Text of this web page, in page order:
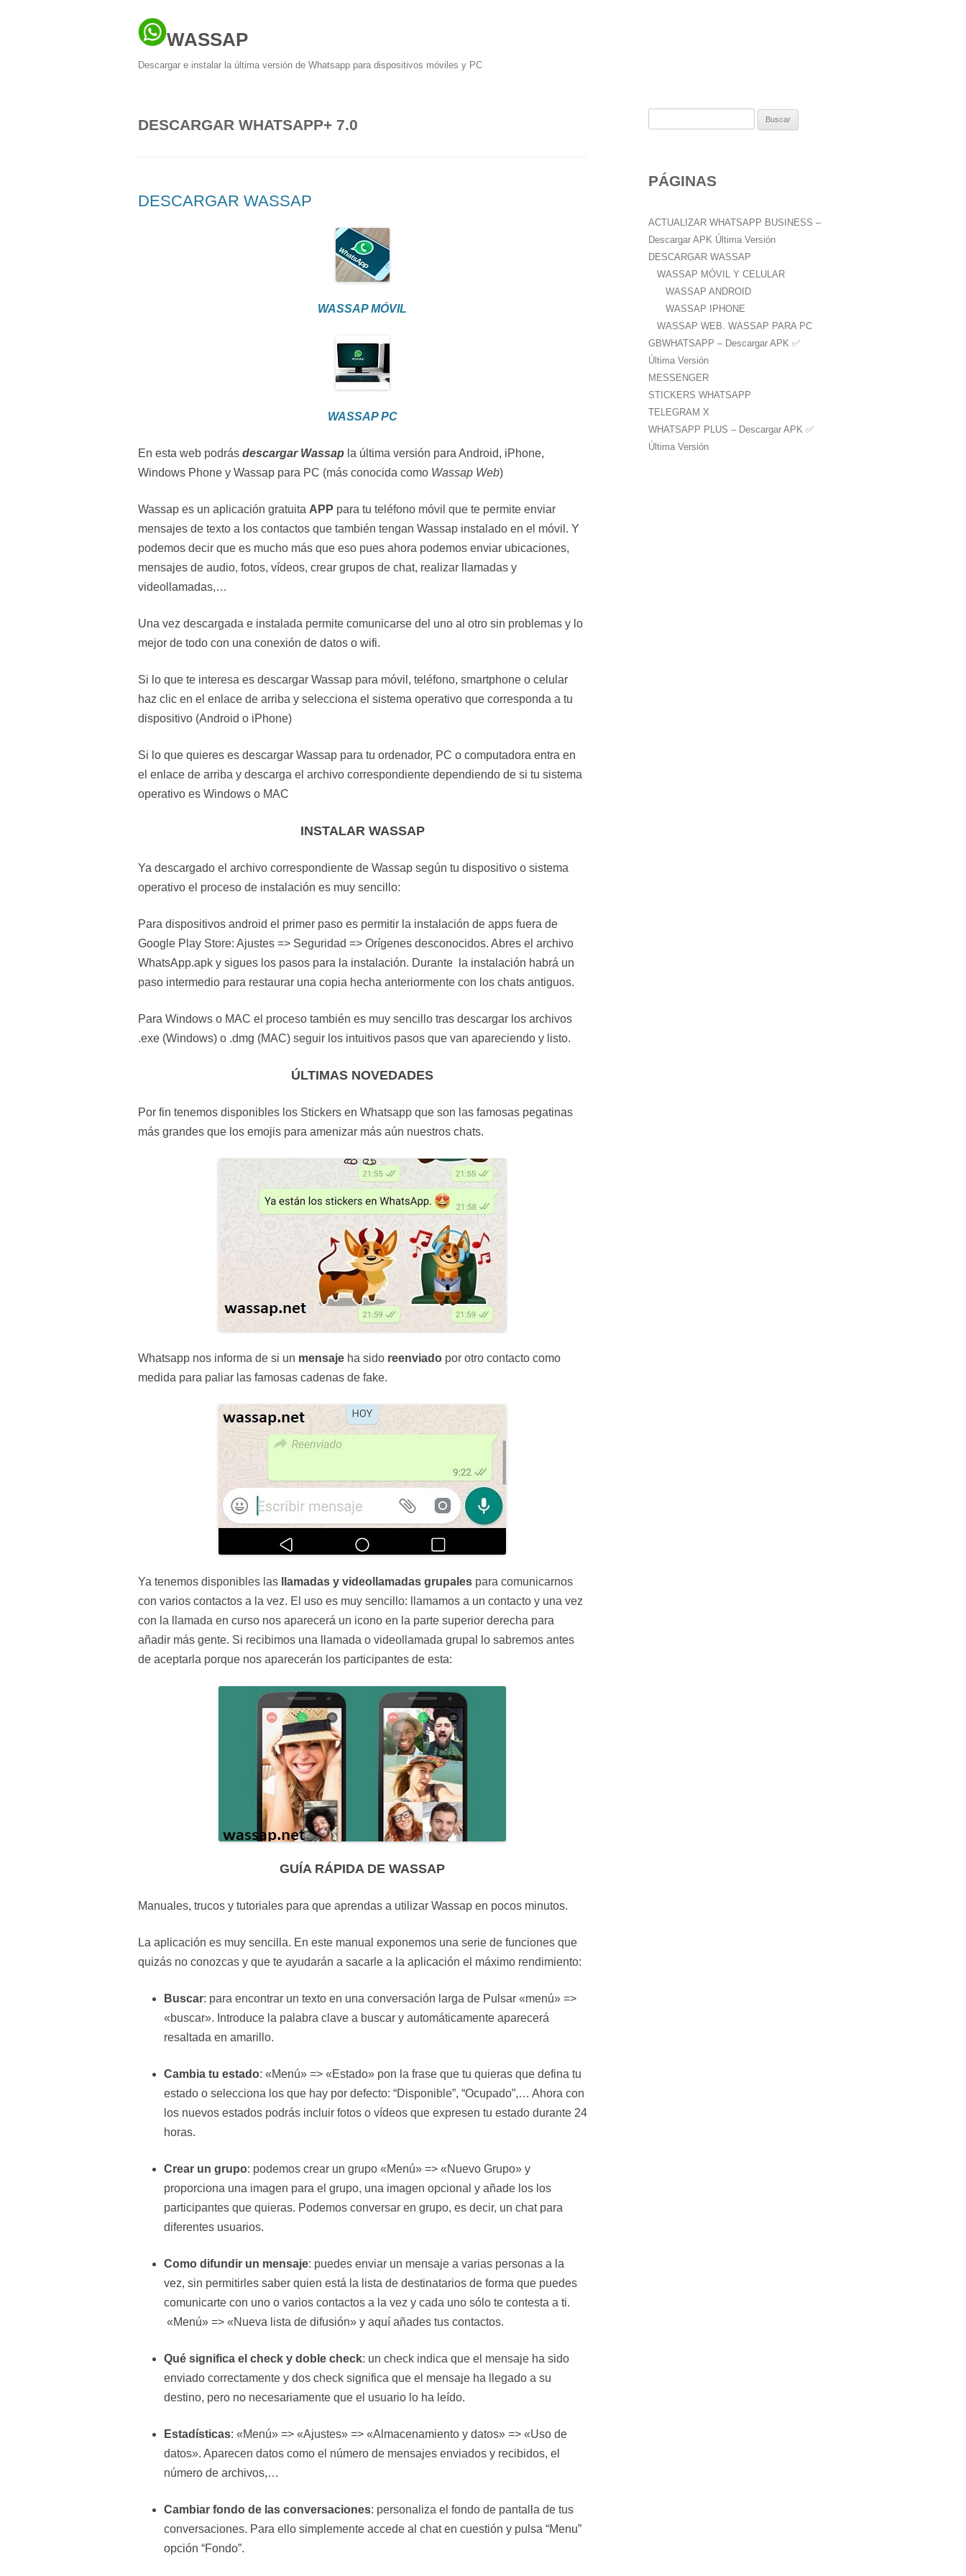
WASSAP
Descargar e instalar la última versión de Whatsapp para dispositivos móviles y PC
DESCARGAR WHATSAPP+ 7.0
DESCARGAR WASSAP
WASSAP MÓVIL
WASSAP PC
En esta web podrás descargar Wassap la última versión para Android, iPhone,
Windows Phone y Wassap para PC (más conocida como Wassap Web)
Wassap es un aplicación gratuita APP para tu teléfono móvil que te permite enviar
mensajes de texto a los contactos que también tengan Wassap instalado en el móvil. Y
podemos decir que es mucho más que eso pues ahora podemos enviar ubicaciones,
mensajes de audio, fotos, vídeos, crear grupos de chat, realizar llamadas y
videollamadas,…
Una vez descargada e instalada permite comunicarse del uno al otro sin problemas y lo
mejor de todo con una conexión de datos o wifi.
Si lo que te interesa es descargar Wassap para móvil, teléfono, smartphone o celular
haz clic en el enlace de arriba y selecciona el sistema operativo que corresponda a tu
dispositivo (Android o iPhone)
Si lo que quieres es descargar Wassap para tu ordenador, PC o computadora entra en
el enlace de arriba y descarga el archivo correspondiente dependiendo de si tu sistema
operativo es Windows o MAC
INSTALAR WASSAP
Ya descargado el archivo correspondiente de Wassap según tu dispositivo o sistema
operativo el proceso de instalación es muy sencillo:
Para dispositivos android el primer paso es permitir la instalación de apps fuera de
Google Play Store: Ajustes => Seguridad => Orígenes desconocidos. Abres el archivo
WhatsApp.apk y sigues los pasos para la instalación. Durante la instalación habrá un
paso intermedio para restaurar una copia hecha anteriormente con los chats antiguos.
Para Windows o MAC el proceso también es muy sencillo tras descargar los archivos
.exe (Windows) o .dmg (MAC) seguir los intuitivos pasos que van apareciendo y listo.
ÚLTIMAS NOVEDADES
Por fin tenemos disponibles los Stickers en Whatsapp que son las famosas pegatinas
más grandes que los emojis para amenizar más aún nuestros chats.
Whatsapp nos informa de si un mensaje ha sido reenviado por otro contacto como
medida para paliar las famosas cadenas de fake.
Ya tenemos disponibles las llamadas y videollamadas grupales para comunicarnos
con varios contactos a la vez. El uso es muy sencillo: llamamos a un contacto y una vez
con la llamada en curso nos aparecerá un icono en la parte superior derecha para
añadir más gente. Si recibimos una llamada o videollamada grupal lo sabremos antes
de aceptarla porque nos aparecerán los participantes de esta:
GUÍA RÁPIDA DE WASSAP
Manuales, trucos y tutoriales para que aprendas a utilizar Wassap en pocos minutos.
La aplicación es muy sencilla. En este manual exponemos una serie de funciones que
quizás no conozcas y que te ayudarán a sacarle a la aplicación el máximo rendimiento:
Buscar: para encontrar un texto en una conversación larga de Pulsar «menú» =>
«buscar». Introduce la palabra clave a buscar y automáticamente aparecerá
resaltada en amarillo.
Cambia tu estado: «Menú» => «Estado» pon la frase que tu quieras que defina tu
estado o selecciona los que hay por defecto: “Disponible”, “Ocupado”,… Ahora con
los nuevos estados podrás incluir fotos o vídeos que expresen tu estado durante 24
horas.
Crear un grupo: podemos crear un grupo «Menú» => «Nuevo Grupo» y
proporciona una imagen para el grupo, una imagen opcional y añade los los
participantes que quieras. Podemos conversar en grupo, es decir, un chat para
diferentes usuarios.
Como difundir un mensaje: puedes enviar un mensaje a varias personas a la
vez, sin permitirles saber quien está la lista de destinatarios de forma que puedes
comunicarte con uno o varios contactos a la vez y cada uno sólo te contesta a ti.
«Menú» => «Nueva lista de difusión» y aquí añades tus contactos.
Qué significa el check y doble check: un check indica que el mensaje ha sido
enviado correctamente y dos check significa que el mensaje ha llegado a su
destino, pero no necesariamente que el usuario lo ha leído.
Estadísticas: «Menú» => «Ajustes» => «Almacenamiento y datos» => «Uso de
datos». Aparecen datos como el número de mensajes enviados y recibidos, el
número de archivos,…
Cambiar fondo de las conversaciones: personaliza el fondo de pantalla de tus
conversaciones. Para ello simplemente accede al chat en cuestión y pulsa “Menu”
opción “Fondo”.
a
:
PÁGINAS
ACTUALIZAR WHATSAPP BUSINESS –
Descargar APK Última Versión
DESCARGAR WASSAP
WASSAP MÓVIL Y CELULAR
WASSAP ANDROID
WASSAP IPHONE
WASSAP WEB. WASSAP PARA PC
GBWHATSAPP – Descargar APK ✅️
Última Versión
MESSENGER
STICKERS WHATSAPP
TELEGRAM X
WHATSAPP PLUS – Descargar APK ✅️
Última Versión